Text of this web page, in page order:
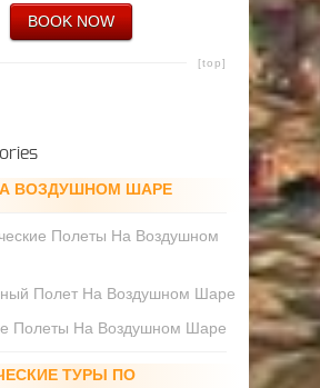
BOOK NOW
[top]
ВОЗДУШНОМ ШАРЕ
Полеты На Воздушном
Полет На Воздушном Шаре
Полеты На Воздушном Шаре
ТУРЫ ПО